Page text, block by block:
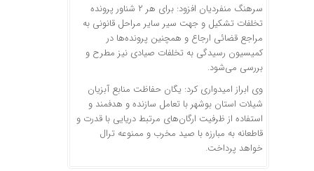
سرهنگ منفردیان
افزود: برای هر ۲ شناور پرونده
تخلفات تشکیل و جهت سیر سایر مراحل قانونی به
مراجع قضائی ارجاع و همچنین پرونده‌ها در
کمیسیون رسیدگی به تخلفات صیادی نیز مطرح و
بررسی می‌شود.
وی ابراز امیدواری کرد: یگان حفاظت منابع آبزیان
شیلات استان بوشهر با تعامل سازنده و هدفمند و
استفاده از ظرفیت ارگان‌های مرتبط دریایی با قدرت و
قاطعانه به مبارزه با صید مخرب و ممنوعه ترال
خواهد پرداخت.